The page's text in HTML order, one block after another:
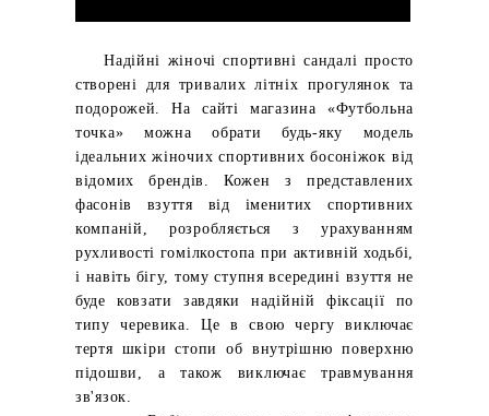
Надійні жіночі спортивні сандалі просто
створені для тривалих літніх прогулянок та
подорожей. На сайті магазина «Футбольна
точка» можна обрати будь-яку модель
ідеальних жіночих спортивних босоніжок від
відомих брендів. Кожен з представлених
фасонів взуття від іменитих спортивних
компаній, розробляється з урахуванням
рухливості гомілкостопа при активній ходьбі,
і навіть бігу, тому ступня всередині взуття не
буде ковзати завдяки надійній фіксації по
типу черевика. Це в свою чергу виключає
тертя шкіри стопи об внутрішню поверхню
підошви, а також виключає травмування
зв'язок.